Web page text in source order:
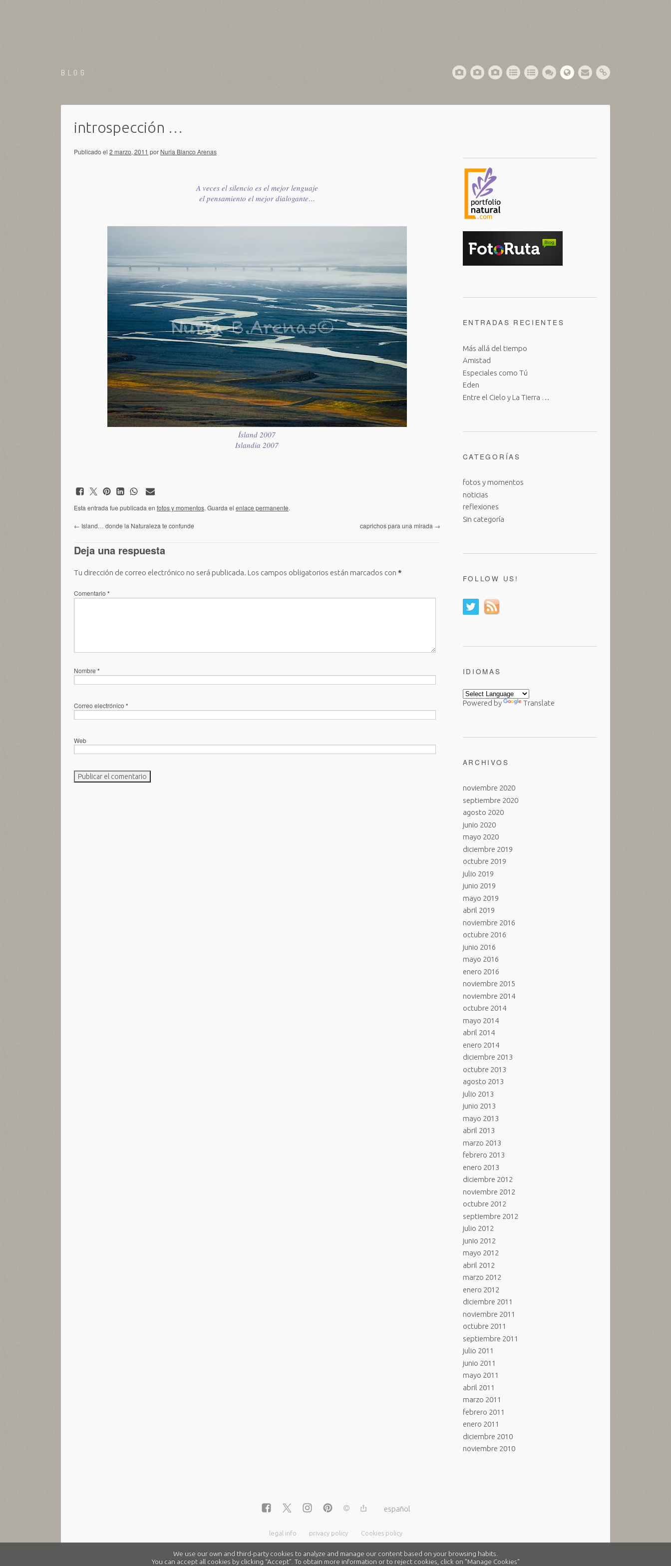
BLOG
introspección …
Publicado el 2 marzo, 2011 por Nuria Blanco Arenas
A veces el silencio es el mejor lenguaje
el pensamiento el mejor dialogante…
Ísland 2007
Islandia 2007
Esta entrada fue publicada en fotos y momentos. Guarda el enlace permanente.
← Island… donde la Naturaleza te confunde caprichos para una mirada →
Deja una respuesta
Tu dirección de correo electrónico no será publicada. Los campos obligatorios están marcados con *
Comentario *
Nombre *
Correo electrónico *
Web
ENTRADAS RECIENTES
Más allá del tiempo
Amistad
Especiales como Tú
Eden
Entre el Cielo y La Tierra …
CATEGORÍAS
fotos y momentos
noticias
reflexiones
Sin categoría
FOLLOW US!
IDIOMAS
Powered by Translate
ARCHIVOS
noviembre 2020
septiembre 2020
agosto 2020
junio 2020
mayo 2020
diciembre 2019
octubre 2019
julio 2019
junio 2019
mayo 2019
abril 2019
noviembre 2016
octubre 2016
junio 2016
mayo 2016
enero 2016
noviembre 2015
noviembre 2014
octubre 2014
mayo 2014
abril 2014
enero 2014
diciembre 2013
octubre 2013
agosto 2013
julio 2013
junio 2013
mayo 2013
abril 2013
marzo 2013
febrero 2013
enero 2013
diciembre 2012
noviembre 2012
octubre 2012
septiembre 2012
julio 2012
junio 2012
mayo 2012
abril 2012
marzo 2012
enero 2012
diciembre 2011
noviembre 2011
octubre 2011
septiembre 2011
julio 2011
junio 2011
mayo 2011
abril 2011
marzo 2011
febrero 2011
enero 2011
diciembre 2010
noviembre 2010
español
legal info privacy policy Cookies policy
We use our own and third-party cookies to analyze and manage our content based on your browsing habits.
You can accept all cookies by clicking “Accept”. To obtain more information or to reject cookies, click on "Manage Cookies"